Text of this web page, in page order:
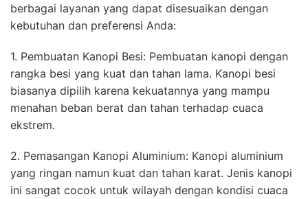
berbagai layanan yang dapat disesuaikan dengan
kebutuhan dan preferensi Anda:
1. Pembuatan Kanopi Besi: Pembuatan kanopi dengan
rangka besi yang kuat dan tahan lama. Kanopi besi
biasanya dipilih karena kekuatannya yang mampu
menahan beban berat dan tahan terhadap cuaca
ekstrem.
2. Pemasangan Kanopi Aluminium: Kanopi aluminium
yang ringan namun kuat dan tahan karat. Jenis kanopi
ini sangat cocok untuk wilayah dengan kondisi cuaca